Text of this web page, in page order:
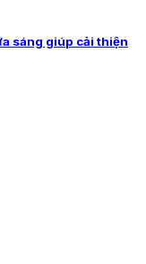
sáng giúp cải thiện